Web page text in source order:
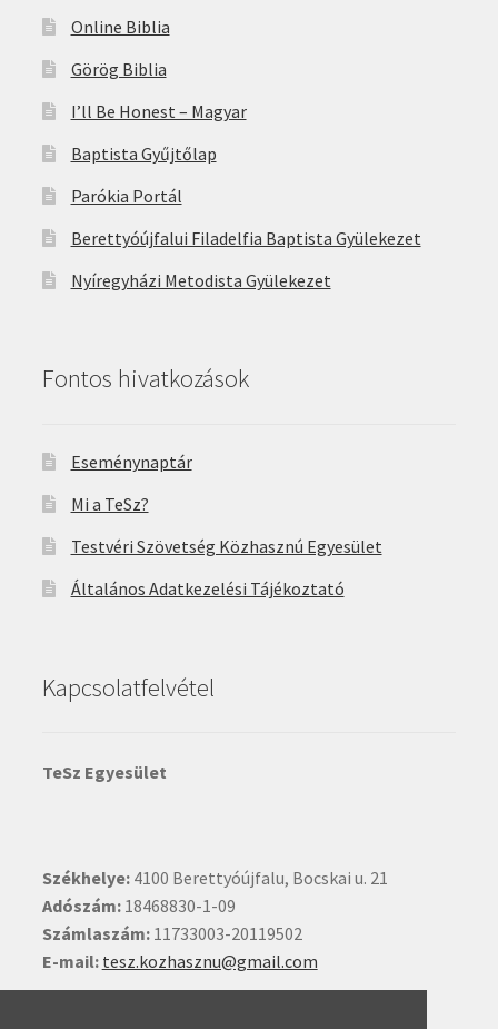
Online Biblia
Görög Biblia
I’ll Be Honest – Magyar
Baptista Gyűjtőlap
Parókia Portál
Berettyóújfalui Filadelfia Baptista Gyülekezet
Nyíregyházi Metodista Gyülekezet
Fontos hivatkozások
Eseménynaptár
Mi a TeSz?
Testvéri Szövetség Közhasznú Egyesület
Általános Adatkezelési Tájékoztató
Kapcsolatfelvétel
TeSz Egyesület
Székhelye:4100 Berettyóújfalu, Bocskai u. 21
Adószám:18468830-1-09
Számlaszám:11733003-20119502
E-mail: tesz.kozhasznu@gmail.com